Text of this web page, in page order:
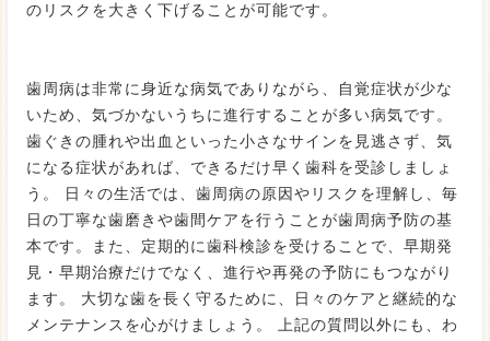
のリスクを大きく下げることが可能です。
歯周病は非常に身近な病気でありながら、自覚症状が少な
いため、気づかないうちに進行することが多い病気です。
歯ぐきの腫れや出血といった小さなサインを見逃さず、気
になる症状があれば、できるだけ早く歯科を受診しましょ
う。 日々の生活では、歯周病の原因やリスクを理解し、毎
日の丁寧な歯磨きや歯間ケアを行うことが歯周病予防の基
本です。また、定期的に歯科検診を受けることで、早期発
見・早期治療だけでなく、進行や再発の予防にもつながり
ます。 大切な歯を長く守るために、日々のケアと継続的な
メンテナンスを心がけましょう。 上記の質問以外にも、わ